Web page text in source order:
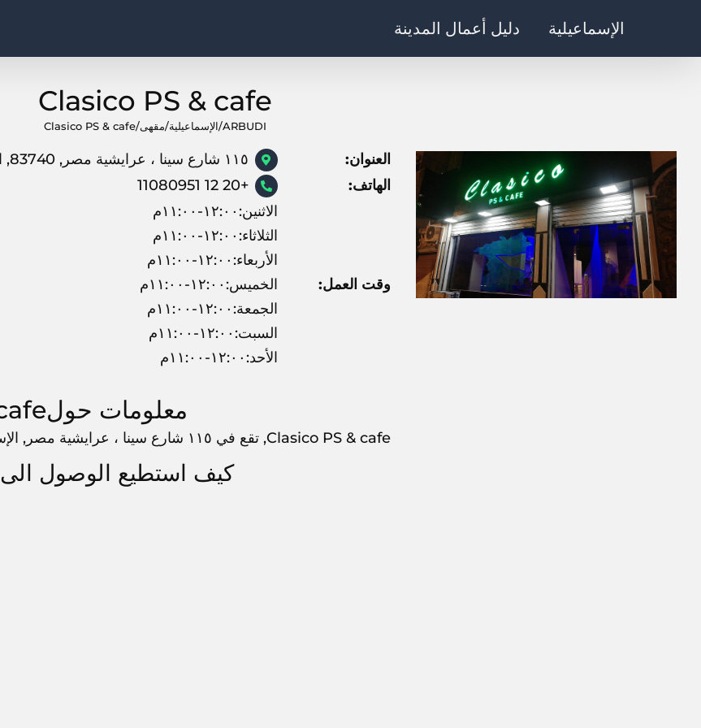
content
الإسماعيلية دليل أعمال المدينة
Clasico PS & cafe
ARBUDI
/الإسماعيلية/مقهى/
Clasico PS & cafe
العنوان:
١١٥ شارع سينا ، عرايشية مصر, 83740, الإسماعيلية
الهاتف:
+20 12 11080951
وقت العمل:
الاثنين:١٢:٠٠-١١:٠٠م
الثلاثاء:١٢:٠٠-١١:٠٠م
الأربعاء:١٢:٠٠-١١:٠٠م
الخميس:١٢:٠٠-١١:٠٠م
الجمعة:١٢:٠٠-١١:٠٠م
السبت:١٢:٠٠-١١:٠٠م
الأحد:١٢:٠٠-١١:٠٠م
معلومات حولClasico PS & cafe
Clasico PS & cafe, تقع في ١١٥ شارع سينا ، عرايشية مصر, الإسماعيلية, 83740,
كيف استطيع الوصول الىClasico PS & cafe?